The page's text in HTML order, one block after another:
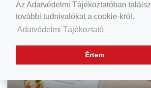
Az Adatvédelmi Tájékoztatóban találsz
további tudnivalókat a cookie-król.
Adatvédelmi Tájékoztató
Értem